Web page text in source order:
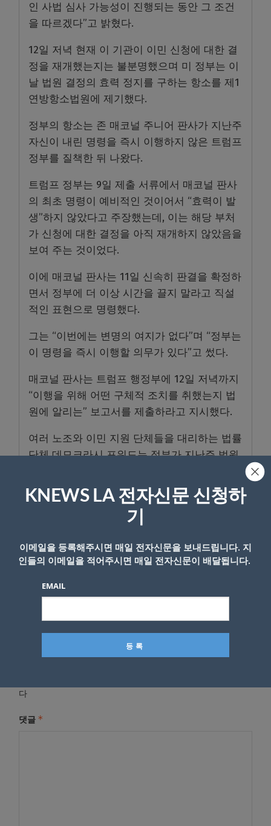
인 사법 심사 가능성이 진행되는 동안 그 조건
을 따르겠다”고 밝혔다.
12일 저녁 현재 이 기관이 이민 신청에 대한 결
정을 재개했는지는 불분명했으며 미 정부는 이
날 법원 결정의 효력 정지를 구하는 항소를 제1
연방항소법원에 제기했다.
정부의 항소는 존 매코널 주니어 판사가 지난주
자신이 내린 명령을 즉시 이행하지 않은 트럼프
정부를 질책한 뒤 나왔다.
트럼프 정부는 9일 제출 서류에서 매코널 판사
의 최초 명령이 예비적인 것이어서 “효력이 발
생”하지 않았다고 주장했는데, 이는 해당 부처
가 신청에 대한 결정을 아직 재개하지 않았음을
보여 주는 것이었다.
이에 매코널 판사는 11일 신속히 판결을 확정하
면서 정부에 더 이상 시간을 끌지 말라고 직설
적인 표현으로 명령했다.
그는 “이번에는 변명의 여지가 없다”며 “정부는
이 명령을 즉시 이행할 의무가 있다”고 썼다.
매코널 판사는 트럼프 행정부에 12일 저녁까지
“이행을 위해 어떤 구체적 조치를 취했는지 법
원에 알리는” 보고서를 제출하라고 지시했다.
여러 노조와 이민 지원 단체들을 대리하는 법률
단체 데모크라시 포워드는 정부가 지난주 법원
부리고 있다고 비난했었다.
- Copyright © KNEWSLA.COM, 무단 전재 및 재배포 금지
답글 남기기
다
댓글 *
KNEWS LA 전자신문 신청하
기
이메일을 등록해주시면 매일 전자신문을 보내드립니다. 지
인들의 이메일을 적어주시면 매일 전자신문이 배달됩니다.
EMAIL